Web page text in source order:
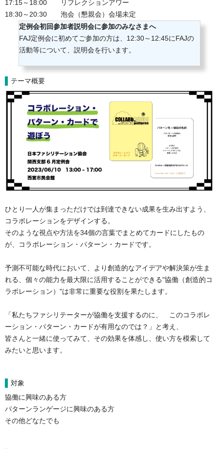
17:15～18:00　　リフレクションアワー
18:30～20:30　　泡会（懇親会）会場未定
定例会初回参加者説明会に参加のみなさまへ
FAJ定例会に初めてご参加の方は、12:30～12:45にFAJの
活動等について、説明会を行います。
テーマ概要
ひとり一人が集まっただけでは到達できない成果を生み出すよう、
コラボレーションをデザインする。
そのような視点や方法を34個の言葉でまとめてカードにしたもの
が、コラボレーション・パターン・カードです。
予測不可能な時代において、より創造的なアイデアや解決策が生ま
れる、個々の能力を最大限に活用することができる"協働（創造的コ
ラボレーション）"は非常に重要な役割を果たします。
「私たちファシリテーターが協働を支援するのに、　このコラボレ
ーション・パターン・カードが有用なのでは？」と考え、
皆さんと一緒に使ってみて、その効果を体感し、使い方を模索して
みたいと思います。
対象
協働に興味のある方
パターンランゲージに興味のある方
その他どなたでも